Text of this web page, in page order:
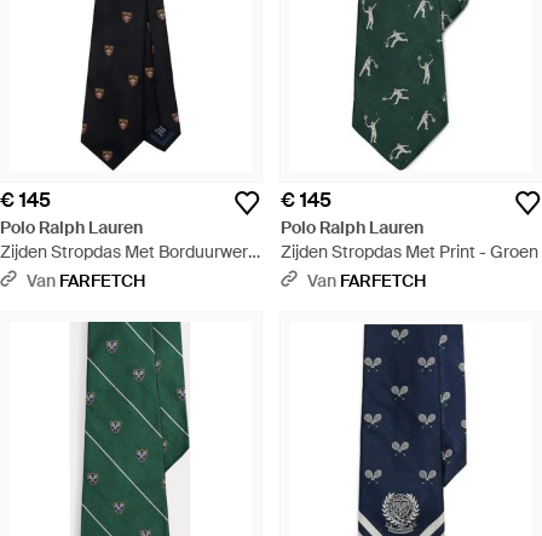
€ 145
Polo Ralph Lauren
Zijden Stropdas Met Borduurwerk
- Blauw
Van FARFETCH
€ 145
Polo Ralph Lauren
Zijden Stropdas Met Print - Groen
Van FARFETCH